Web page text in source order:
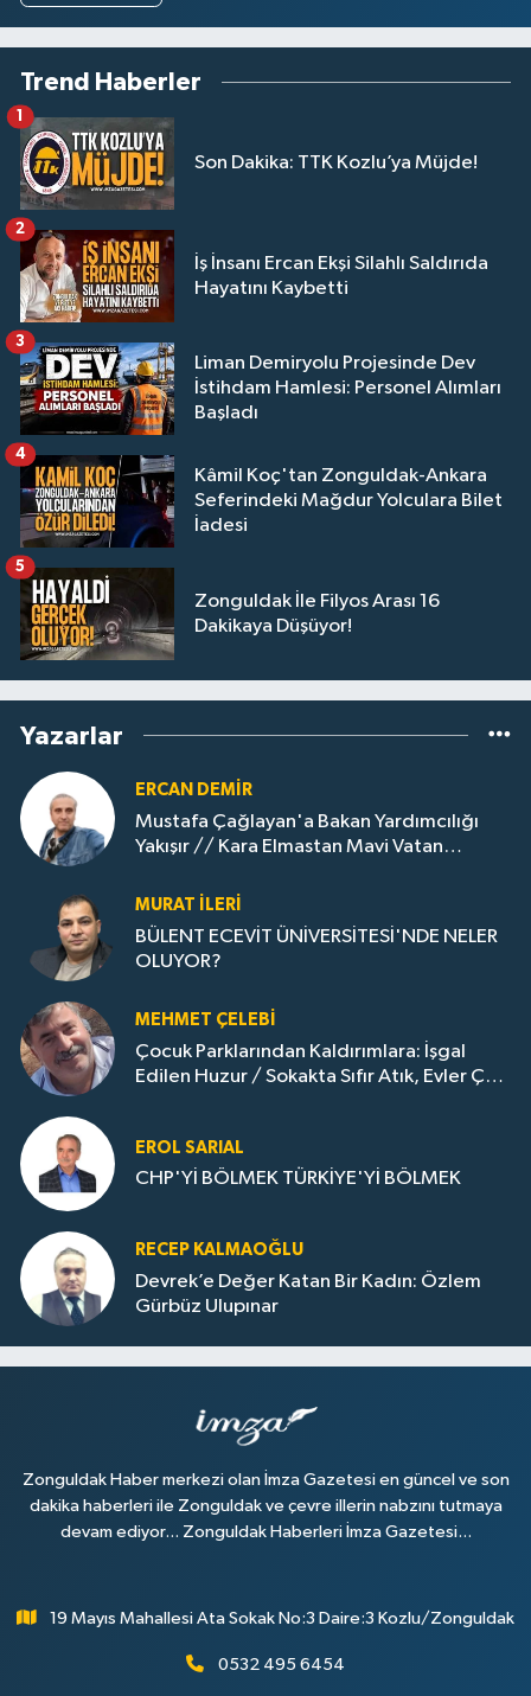
Trend Haberler
Son Dakika: TTK Kozlu’ya Müjde!
1
İş İnsanı Ercan Ekşi Silahlı Saldırıda
Hayatını Kaybetti
2
Liman Demiryolu Projesinde Dev
İstihdam Hamlesi: Personel Alımları
Başladı
3
Kâmil Koç'tan Zonguldak-Ankara
Seferindeki Mağdur Yolculara Bilet
İadesi
4
Zonguldak İle Filyos Arası 16
Dakikaya Düşüyor!
5
Yazarlar
ERCAN DEMIR
Mustafa Çağlayan'a Bakan Yardımcılığı
Yakışır // ​Kara Elmastan Mavi Vatan
MURAT İLERI
BÜLENT ECEVİT ÜNİVERSİTESİ'NDE NELER
OLUYOR?
MEHMET ÇELEBI
Çocuk Parklarından Kaldırımlara: İşgal
Edilen Huzur / Sokakta Sıfır Atık, Evler Çöp
EROL SARIAL
CHP'Yİ BÖLMEK TÜRKİYE'Yİ BÖLMEK
RECEP KALMAOĞLU
Devrek’e Değer Katan Bir Kadın: Özlem
Gürbüz Ulupınar
Zonguldak Haber merkezi olan İmza Gazetesi en güncel ve son
dakika haberleri ile Zonguldak ve çevre illerin nabzını tutmaya
devam ediyor... Zonguldak Haberleri İmza Gazetesi...
19 Mayıs Mahallesi Ata Sokak No:3 Daire:3 Kozlu/Zonguldak
0532 495 6454